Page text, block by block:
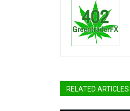
RELATED ARTICLES